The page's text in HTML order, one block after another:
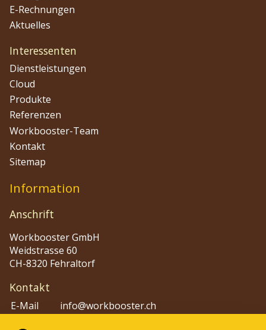
E-Rechnungen
Aktuelles
Interessenten
Dienstleistungen
Cloud
Produkte
Referenzen
Workbooster-Team
Kontakt
Sitemap
Information
Anschrift
Workbooster GmbH
Weidstrasse 60
CH-8320 Fehraltorf
Kontakt
E-Mail
info@workbooster.ch